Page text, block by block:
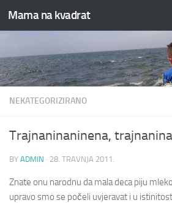
Skip to content
Mama na kvadrat
NEKATEGORIZIRANO
Trajnaninaninena,
BY ADMIN · 28. TRAVNJA 2011.
Znate onu narodnu da mala deca piju
upravo smo se počeli uvjeravat i u